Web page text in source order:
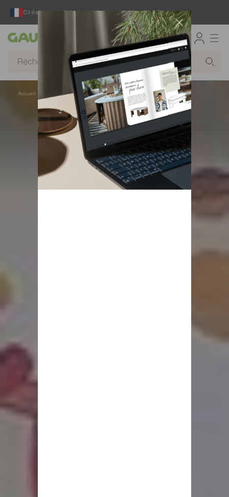
Créateur et fabricant français depuis 65 ans
Gautier
Accueil Chambre Matelas et sommiers